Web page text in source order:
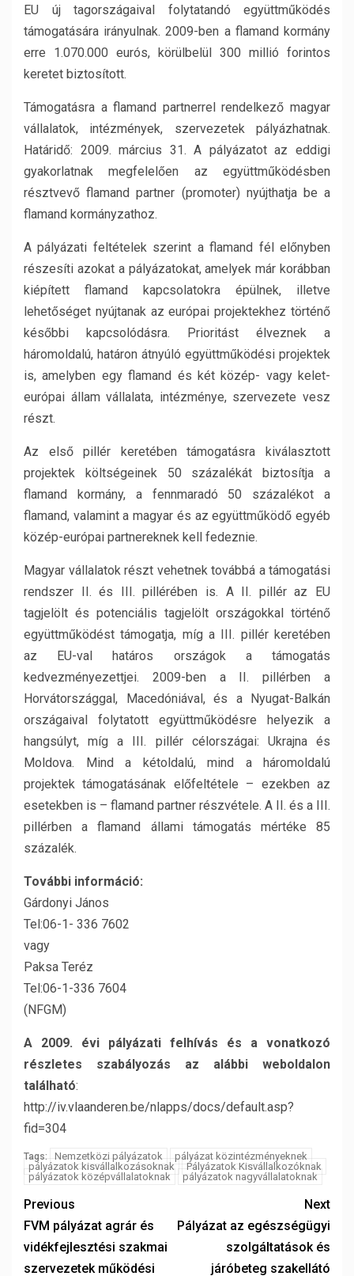
EU új tagországaival folytatandó együttműködés
támogatására irányulnak. 2009-ben a flamand kormány
erre 1.070.000 eurós, körülbelül 300 millió forintos
keretet biztosított.
Támogatásra a flamand partnerrel rendelkező magyar
vállalatok, intézmények, szervezetek pályázhatnak.
Határidő: 2009. március 31. A pályázatot az eddigi
gyakorlatnak megfelelően az együttműködésben
résztvevő flamand partner (promoter) nyújthatja be a
flamand kormányzathoz.
A pályázati feltételek szerint a flamand fél előnyben
részesíti azokat a pályázatokat, amelyek már korábban
kiépített flamand kapcsolatokra épülnek, illetve
lehetőséget nyújtanak az európai projektekhez történő
későbbi kapcsolódásra. Prioritást élveznek a
háromoldalú, határon átnyúló együttműködési projektek
is, amelyben egy flamand és két közép- vagy kelet-
európai állam vállalata, intézménye, szervezete vesz
részt.
Az első pillér keretében támogatásra kiválasztott
projektek költségeinek 50 százalékát biztosítja a
flamand kormány, a fennmaradó 50 százalékot a
flamand, valamint a magyar és az együttműködő egyéb
közép-európai partnereknek kell fedeznie.
Magyar vállalatok részt vehetnek továbbá a támogatási
rendszer II. és III. pillérében is. A II. pillér az EU
tagjelölt és potenciális tagjelölt országokkal történő
együttműködést támogatja, míg a III. pillér keretében
az EU-val határos országok a támogatás
kedvezményezettjei. 2009-ben a II. pillérben a
Horvátországgal, Macedóniával, és a Nyugat-Balkán
országaival folytatott együttműködésre helyezik a
hangsúlyt, míg a III. pillér célországai: Ukrajna és
Moldova. Mind a kétoldalú, mind a háromoldalú
projektek támogatásának előfeltétele – ezekben az
esetekben is – flamand partner részvétele. A II. és a III.
pillérben a flamand állami támogatás mértéke 85
százalék.
További információ:
Gárdonyi János
Tel:06-1- 336 7602
vagy
Paksa Teréz
Tel:06-1-336 7604
(NFGM)
A 2009. évi pályázati felhívás és a vonatkozó
részletes szabályozás az alábbi weboldalon
található:
http://iv.vlaanderen.be/nlapps/docs/default.asp?
fid=304
Tags: Nemzetközi pályázatok
pályázat közintézményeknek
pályázatok kisvállalkozásoknak
Pályázatok Kisvállalkozóknak
pályázatok középvállalatoknak
pályázatok nagyvállalatoknak
Previous
FVM pályázat agrár és
vidékfejlesztési szakmai
szervezetek működési
Next
Pályázat az egészségügyi
szolgáltatások és
járóbeteg szakellátó